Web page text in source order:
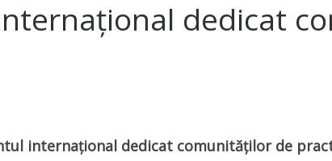
dedicat
internațional dedicat comunităților de